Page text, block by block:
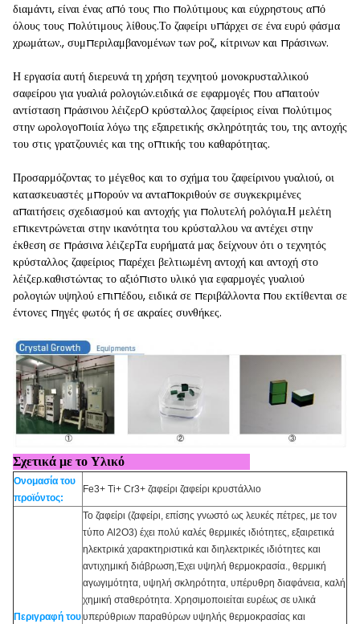
διαμάντι, είναι ένας από τους πιο πολύτιμους και εύχρηστους από
όλους τους πολύτιμους λίθους.Το ζαφείρι υπάρχει σε ένα ευρύ φάσμα
χρωμάτων., συμπεριλαμβανομένων των ροζ, κίτρινων και πράσινων.
Η εργασία αυτή διερευνά τη χρήση τεχνητού μονοκρυσταλλικού
σαφείρου για γυαλιά ρολογιών.ειδικά σε εφαρμογές που απαιτούν
αντίσταση πράσινου λέιζερΟ κρύσταλλος ζαφείριος είναι πολύτιμος
στην ωρολογοποιία λόγω της εξαιρετικής σκληρότητάς του, της αντοχής
του στις γρατζουνιές και της οπτικής του καθαρότητας.
Προσαρμόζοντας το μέγεθος και το σχήμα του ζαφείρινου γυαλιού, οι
κατασκευαστές μπορούν να ανταποκριθούν σε συγκεκριμένες
απαιτήσεις σχεδιασμού και αντοχής για πολυτελή ρολόγια.Η μελέτη
επικεντρώνεται στην ικανότητα του κρύσταλλου να αντέχει στην
έκθεση σε πράσινα λέιζερΤα ευρήματά μας δείχνουν ότι ο τεχνητός
κρύσταλλος ζαφείριος παρέχει βελτιωμένη αντοχή και αντοχή στο
λέιζερ.καθιστώντας το αξιόπιστο υλικό για εφαρμογές γυαλιού
ρολογιών υψηλού επιπέδου, ειδικά σε περιβάλλοντα που εκτίθενται σε
έντονες πηγές φωτός ή σε ακραίες συνθήκες.
Σχετικά με το Υλικό
Ονομασία του
προϊόντος:
Fe3+ Ti+ Cr3+ ζαφείρι ζαφείρι κρυστάλλιο
Περιγραφή του
Το ζαφείρι (ζαφείρι, επίσης γνωστό ως λευκές πέτρες, με τον
τύπο Al2O3) έχει πολύ καλές θερμικές ιδιότητες, εξαιρετικά
ηλεκτρικά χαρακτηριστικά και διηλεκτρικές ιδιότητες και
αντιχημική διάβρωση,Έχει υψηλή θερμοκρασία., θερμική
αγωγιμότητα, υψηλή σκληρότητα, υπέρυθρη διαφάνεια, καλή
χημική σταθερότητα. Χρησιμοποιείται ευρέως σε υλικά
υπερύθριων παραθύρων υψηλής θερμοκρασίας και